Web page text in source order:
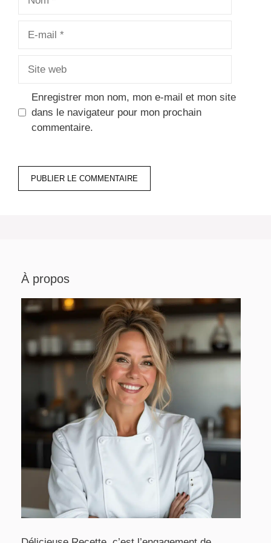
Enregistrer mon nom, mon e-mail et mon site
dans le navigateur pour mon prochain
commentaire.
À propos